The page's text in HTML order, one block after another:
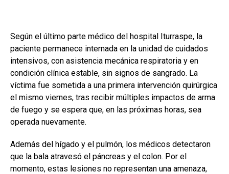
Según el último parte médico del hospital Iturraspe, la
paciente permanece internada en la unidad de cuidados
intensivos, con asistencia mecánica respiratoria y en
condición clínica estable, sin signos de sangrado. La
víctima fue sometida a una primera intervención quirúrgica
el mismo viernes, tras recibir múltiples impactos de arma
de fuego y se espera que, en las próximas horas, sea
operada nuevamente.
Además del hígado y el pulmón, los médicos detectaron
que la bala atravesó el páncreas y el colon. Por el
momento, estas lesiones no representan una amenaza,